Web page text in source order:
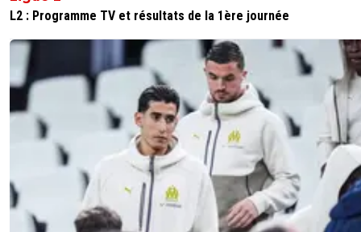
L2 : Programme TV et résultats de la 1ère journée